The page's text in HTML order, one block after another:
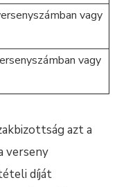
vagy
vagy
azt a
verseny
díját